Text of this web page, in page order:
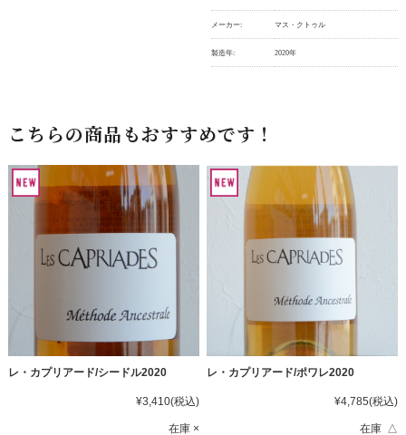
メーカー: マス・クトゥル
製造年: 2020年
こちらの商品もおすすめです！
レ・カプリアード/シードル2020
¥3,410(税込)
在庫 ×
レ・カプリアード/ポワレ2020
¥4,785(税込)
在庫 △